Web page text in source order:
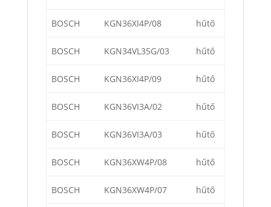
BOSCH KGN36XI4P/08 hűtő
BOSCH KGN34VL35G/03 hűtő
BOSCH KGN36XI4P/09 hűtő
BOSCH KGN36VI3A/02 hűtő
BOSCH KGN36VI3A/03 hűtő
BOSCH KGN36XW4P/08 hűtő
BOSCH KGN36XW4P/07 hűtő